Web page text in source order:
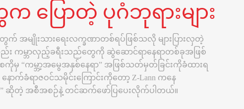
ပြောတဲ့ ပုဂံဘုရားများ
က် အမျိုးသားရေးလက္ခဏာတစ်ရပ်ဖြစ်သလို များပြားလှတဲ့
း ကမ္ဘာလှည့်ခရီးသည်တွေကို ဆွဲဆောင်ရာနေရာတစ်ခုအဖြစ်
ကိုမှ “ကမ္ဘာ့အမွေအနှစ်နေရာ” အဖြစ်သတ်မှတ်ခြင်းကိုခံထားရ
က်ခံရာဇဝင်သမိုင်းကြောင်းကိုတော့ Z-Lann ကနေ
း” ဆိုတဲ့ အစီအစဉ်နဲ့ တင်ဆက်ဖော်ပြပေးလိုက်ပါတယ်။